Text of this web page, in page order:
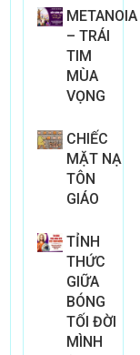
METANOIA
– TRÁI
TIM
MÙA
VỌNG
CHIẾC
MẶT NẠ
TÔN
GIÁO
TỈNH
THỨC
GIỮA
BÓNG
TỐI ĐỜI
MÌNH